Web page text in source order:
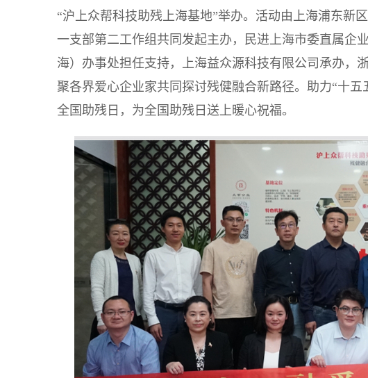
“沪上众帮科技助残上海基地”举办。活动由上海浦东新
一支部第二工作组共同发起主办，民进上海市委直属企
海）办事处担任支持，上海益众源科技有限公司承办，
聚各界爱心企业家共同探讨残健融合新路径。助力“十
全国助残日，为全国助残日送上暖心祝福。